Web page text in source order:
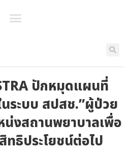
ปักหมุดแผนที่
ระบบ สปสช.”ผู้ป่วย
น่งสถานพยาบาลเพื่อ
ทธิประโยชน์ต่อไป